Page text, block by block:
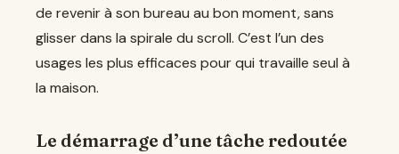
de revenir à son bureau au bon moment, sans
glisser dans la spirale du scroll. C’est l’un des
usages les plus efficaces pour qui travaille seul à
la maison.
Le démarrage d’une tâche redoutée